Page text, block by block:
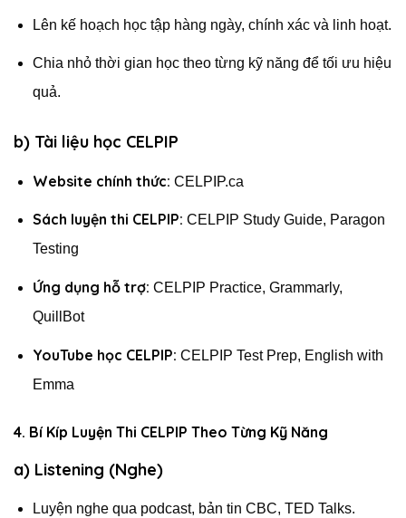
Lên kế hoạch học tập hàng ngày, chính xác và linh hoạt.
Chia nhỏ thời gian học theo từng kỹ năng để tối ưu hiệu
quả.
b) Tài liệu học CELPIP
Website chính thức: CELPIP.ca
Sách luyện thi CELPIP: CELPIP Study Guide, Paragon
Testing
Ứng dụng hỗ trợ: CELPIP Practice, Grammarly,
QuillBot
YouTube học CELPIP: CELPIP Test Prep, English with
Emma
4. Bí Kíp Luyện Thi CELPIP Theo Từng Kỹ Năng
a) Listening (Nghe)
Luyện nghe qua podcast, bản tin CBC, TED Talks.